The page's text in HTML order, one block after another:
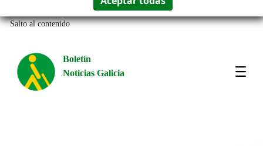
Salto al contenido
Boletín
Noticias Galicia